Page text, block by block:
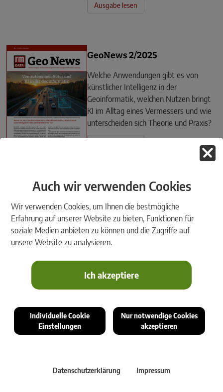
Auch wir verwenden Cookies
Wir verwenden Cookies, um Ihnen die bestmögliche
Erfahrung auf unserer Website zu bieten, Funktionen für
soziale Medien anbieten zu können und die Zugriffe auf
unsere Website zu analysieren.
Ich akzeptiere
Individuelle Cookie
Einstellungen
Nur notwendige Cookies
akzeptieren
Datenschutzerklärung Impressum
Ausgabe lesen
GeoNews 2/2025
Welche Anwendungen gibt es von
künstlicher Intelligenz in der
Geoinformatik, welchen Nutzen bringt
KI im Alltag eines Vermessers und wie
unterscheiden sich Theorie und Praxis?
GeoNews 1/2025
Vor 40 Jahren installierte der Gründer
von rmDATA, Richard ­Malits, erstmals
GeoNews 2/2024